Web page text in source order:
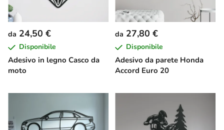
Adesivo in legno Casco da
moto
da 24,50 €
Disponibile
Adesivo da parete Honda
Accord Euro 20
da 27,80 €
Disponibile